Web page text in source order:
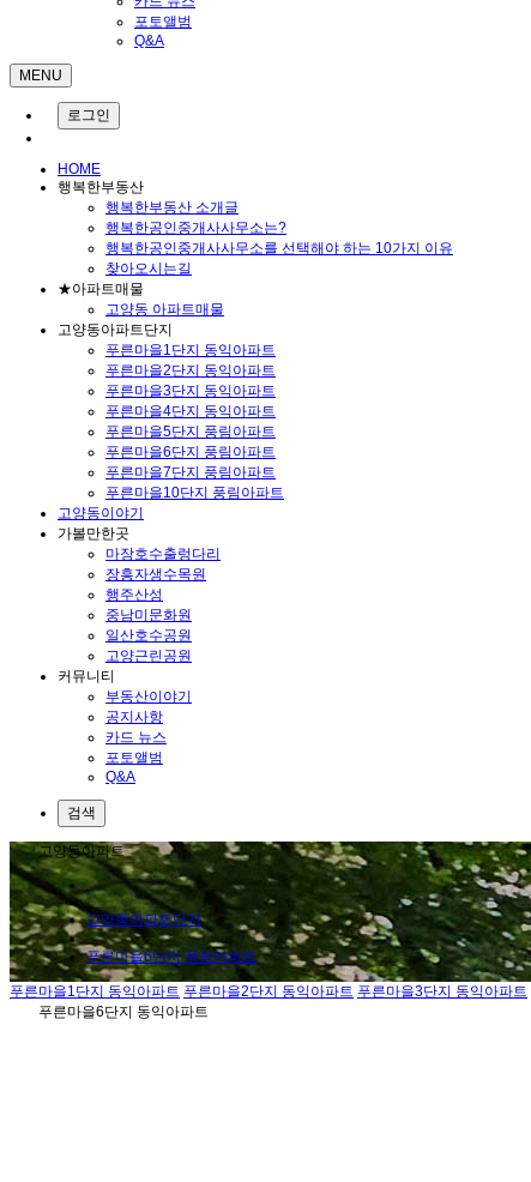
포토앨범
Q&A
MENU
로그인
HOME
행복한부동산
행복한부동산 소개글
행복한공인중개사사무소는?
행복한공인중개사사무소를 선택해야 하는 10가지 이유
찾아오시는길
★아파트매물
고양동 아파트매물
고양동아파트단지
푸른마을1단지 동익아파트
푸른마을2단지 동익아파트
푸른마을3단지 동익아파트
푸른마을4단지 동익아파트
푸른마을5단지 풍림아파트
푸른마을6단지 풍림아파트
푸른마을7단지 풍림아파트
푸른마을10단지 풍림아파트
고양동이야기
가볼만한곳
마장호수출렁다리
장흥자생수목원
행주산성
중남미문화원
일산호수공원
고양근린공원
커뮤니티
부동산이야기
공지사항
카드 뉴스
포토앨범
Q&A
검색
고양동아파트
고양동아파트단지
푸른마을6단지 풍림아파트
푸른마을1단지 동익아파트 푸른마을2단지 동익아파트 푸른마을3단지 동익아파트
푸른마을6단지 동익아파트